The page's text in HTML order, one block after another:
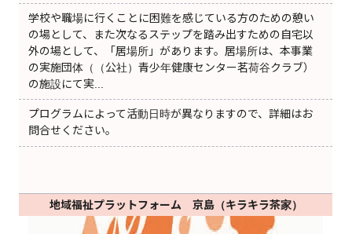
学校や職場に行くことに困難を感じている方のための憩い
の場として、また次なるステップを踏み出すための自宅以
外の場として、「居場所」があります。居場所は、本事業
の実施団体（（公社）青少年健康センター茗荷谷クラブ）
の施設にて実...
プログラムによって活動日時が異なりますので、詳細はお
問合せください。
地域福祉プラットフォーム 京島（キラキラ茶家）